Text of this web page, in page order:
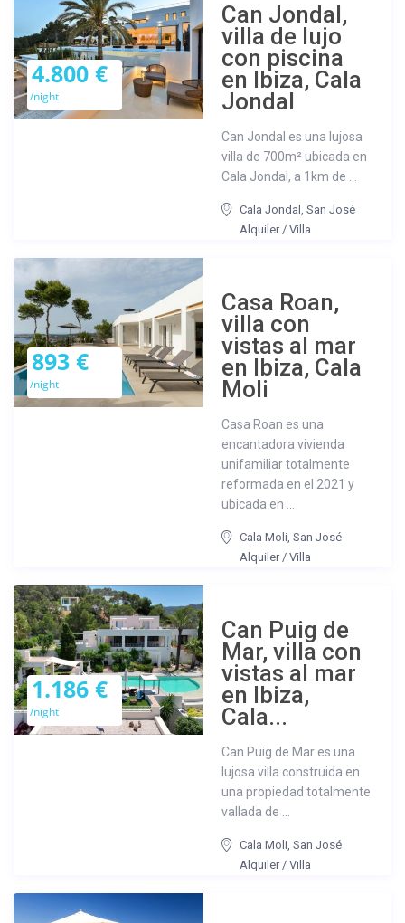
4.800 €
/night
Can Jondal,
villa de lujo
con piscina
en Ibiza, Cala
Jondal
Can Jondal es una lujosa
villa de 700m² ubicada en
Cala Jondal, a 1km de ...
Cala Jondal,San José
Alquiler/Villa
893 €
/night
Casa Roan,
villa con
vistas al mar
en Ibiza, Cala
Moli
Casa Roan es una
encantadora vivienda
unifamiliar totalmente
reformada en el 2021 y
ubicada en ...
Cala Moli,San José
Alquiler/Villa
1.186 €
/night
Can Puig de
Mar, villa con
vistas al mar
en Ibiza,
Cala...
Can Puig de Mar es una
lujosa villa construida en
una propiedad totalmente
vallada de ...
Cala Moli,San José
Alquiler/Villa